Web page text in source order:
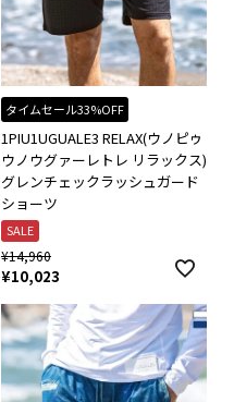
タイムセール33%OFF
1PIU1UGUALE3 RELAX(ウノピゥ
ウノウグァーレトレ リラックス)
グレンチェックラッシュガード
ショーツ
SALE
¥14,960
¥10,023